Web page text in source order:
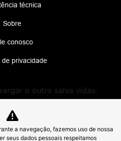
técnica
Sobre
conosco
de privacidade
o outro salva vidas.
a navegação, fazemos uso de nossa
seus dados pessoais respeitamos